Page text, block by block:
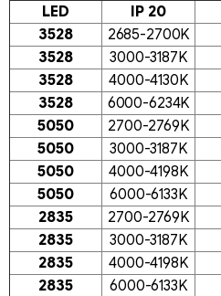
LED IP 20
3528
2685-2700K
3528
3000-3187K
3528
4000-4130K
3528
6000-6234K
5050
2700-2769K
5050
3000-3187K
5050
4000-4198K
5050
6000-6133K
2835
2700-2769K
2835
3000-3187K
2835
4000-4198K
2835
6000-6133K